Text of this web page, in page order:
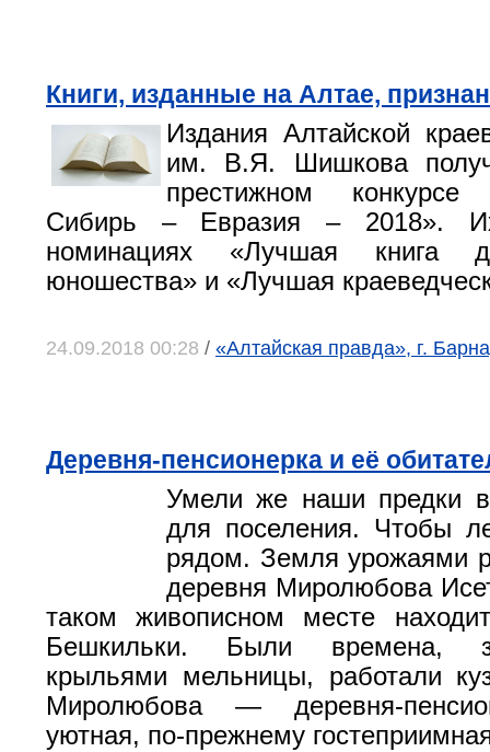
Книги, изданные на Алтае,
Издания Алтайской
им. В.Я. Шишкова
престижном
Сибирь – Евразия – 2018».
номинациях «Лучшая книга
юношества» и «Лучшая
24.09.2018 00:28 / «Алтайская правда», г.
Деревня-пенсионерка и её
Умели же наши предки
для поселения. Чтобы
рядом. Земля урожаями
деревня Миролюбова
таком живописном месте
Бешкильки. Были времена,
крыльями мельницы, работали
Миролюбова — деревня-
уютная, по-прежнему